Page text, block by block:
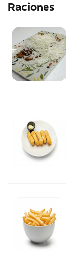
Raciones